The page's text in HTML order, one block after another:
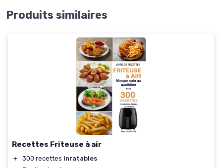
Produits similaires
Recettes Friteuse à air
＋ 300 recettes inratables